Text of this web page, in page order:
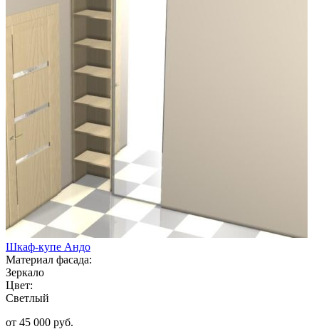
Шкаф-купе Андо
Материал фасада:
Зеркало
Цвет:
Светлый
от 45 000 руб.